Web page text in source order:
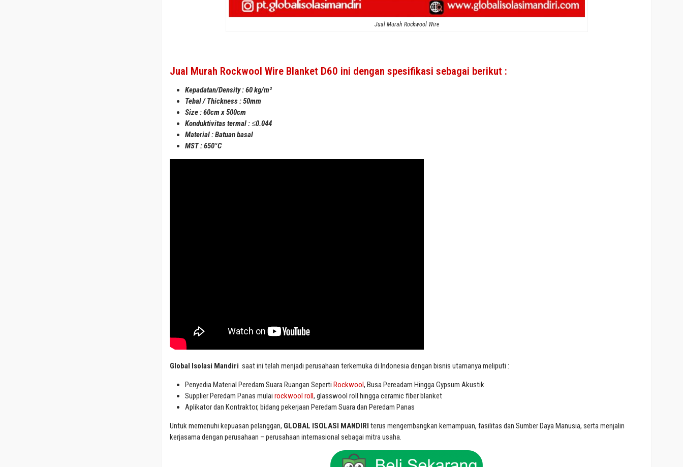
Jual Murah Rockwool Wire
Jual Murah Rockwool Wire Blanket D60 ini dengan spesifikasi sebagai berikut :
Kepadatan/Density : 60 kg/m³
Tebal / Thickness : 50mm
Size : 60cm x 500cm
Konduktivitas termal : ≤0.044
Material : Batuan basal
MST : 650°C
Global Isolasi Mandiri saat ini telah menjadi perusahaan terkemuka di Indonesia dengan bisnis utamanya meliputi :
Penyedia Material Peredam Suara Ruangan SepertiRockwool, Busa Pereadam Hingga Gypsum Akustik
Supplier Peredam Panas mulairockwool roll, glasswool roll hingga ceramic fiber blanket
Aplikator dan Kontraktor, bidang pekerjaan Peredam Suara dan Peredam Panas
Untuk memenuhi kepuasan pelanggan, GLOBAL ISOLASI MANDIRI terus mengembangkan kemampuan, fasilitas dan Sumber Daya Manusia, serta menjalin
kerjasama dengan perusahaan – perusahaan internasional sebagai mitra usaha.